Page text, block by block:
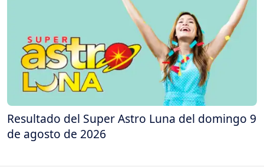
Resultado del Super Astro Luna del domingo 9
de agosto de 2026